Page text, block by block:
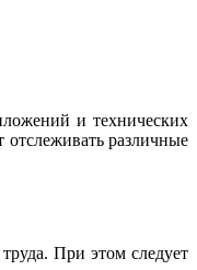
и технических
отслеживать различные
При этом следует